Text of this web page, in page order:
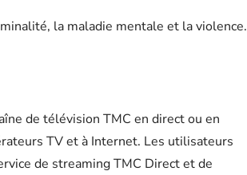
la maladie mentale et la violence.
de télévision TMC en direct ou en
TV et à Internet. Les utilisateurs
de streaming TMC Direct et de